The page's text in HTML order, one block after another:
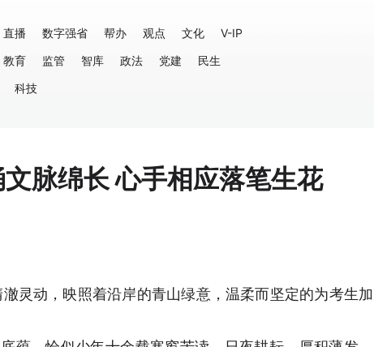
直播 数字强省 帮办 观点 文化
V-IP
教育 监管 智库 政法 党建
民生
科技
脉绵长 心手相应落笔生花
灵动，映照着沿岸的青山绿意，温柔而坚定的为考生加